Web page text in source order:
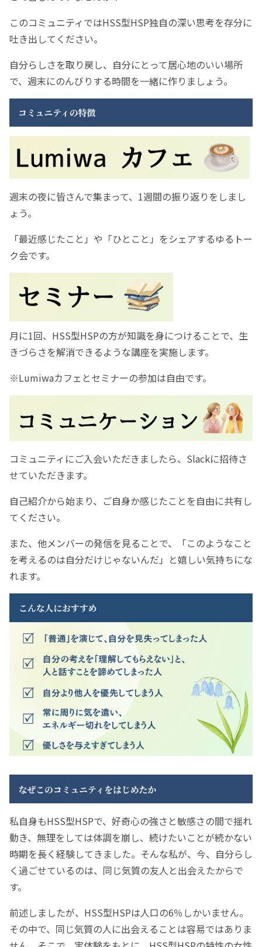
このコミュニティではHSS型HSP独自の深い思考を存分に
吐き出してください。
自分らしさを取り戻し、自分にとって居心地のいい場所
で、週末にのんびりする時間を一緒に作りましょう。
週末の夜に皆さんで集まって、1週間の振り返りをしまし
ょう。
「最近感じたこと」や「ひとこと」をシェアするゆるトー
ク会です。
月に1回、HSS型HSPの方が知識を身につけることで、生
きづらさを解消できるような講座を実施します。
※Lumiwaカフェとセミナーの参加は自由です。
コミュニティにご入会いただきましたら、Slackに招待さ
せていただきます。
自己紹介から始まり、ご自身か感じたことを自由に共有し
てください。
また、他メンバーの発信を見ることで、「このようなこと
を考えるのは自分だけじゃないんだ」と嬉しい気持ちにな
れます。
私自身もHSS型HSPで、好奇心の強さと敏感さの間で揺れ
動き、無理をしては体調を崩し、続けたいことが続かない
時期を長く経験してきました。そんな私が、今、自分らし
く過ごせているのは、同じ気質の友人と出会えたからで
す。
前述しましたが、HSS型HSPは人口の6％しかいません。
その中で、同じ気質の人に出会えることは容易ではありま